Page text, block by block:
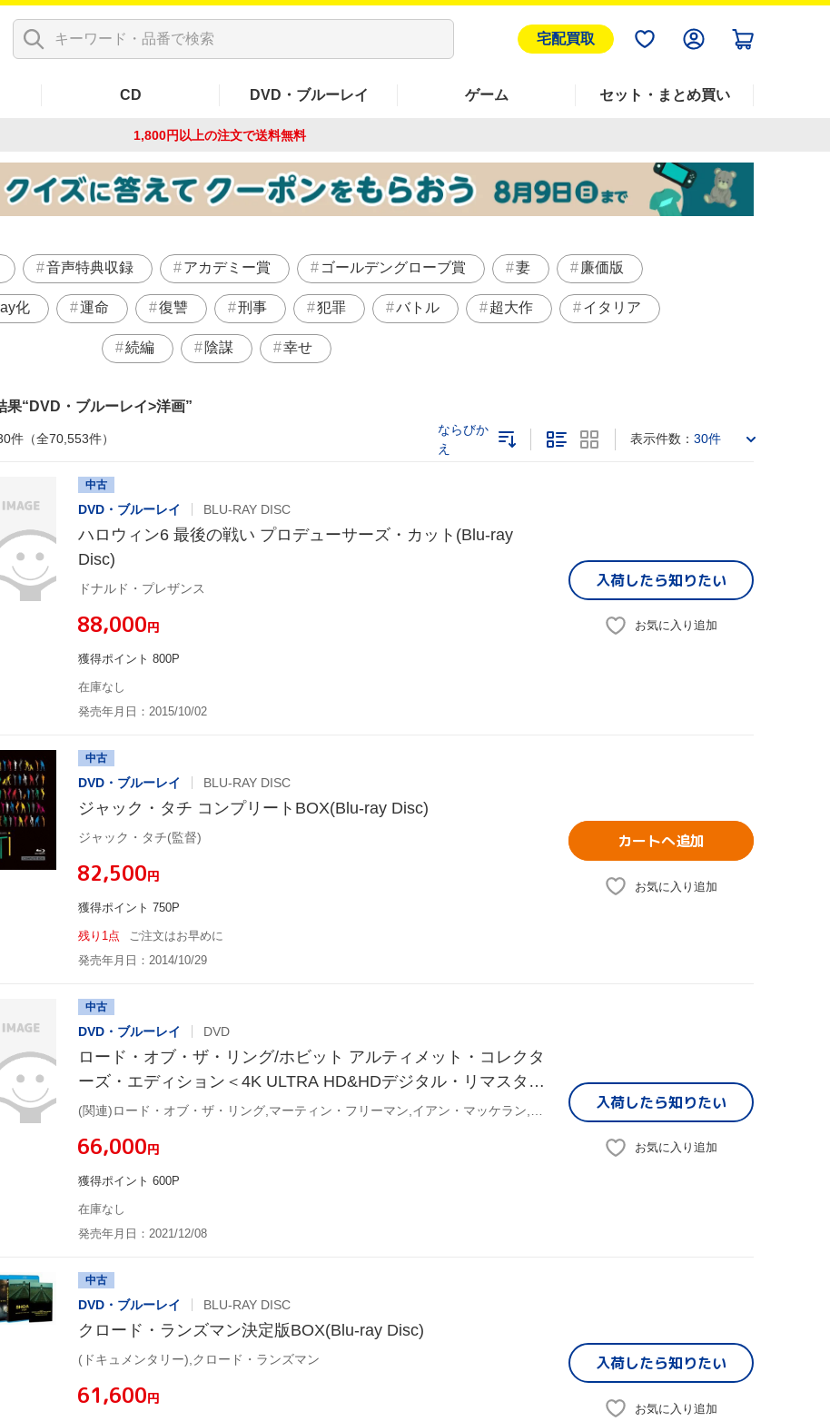
宅配買取
CD DVD・ブルーレイ ゲーム セット・まとめ買い
1,800円以上の注文で送料無料
音声特典収録 アカデミー賞 ゴールデングローブ賞 妻 廉価版
化 運命 復讐 刑事 犯罪 バトル 超大作 イタリア
続編 陰謀 幸せ
果 DVD・ブルーレイ>洋画
件（全70,553件）
ならびか
え
表示件数： 30件
中古
DVD・ブルーレイ BLU-RAY DISC
ハロウィン6 最後の戦い プロデューサーズ・カット(Blu-ray
Disc)
ドナルド・プレザンス
¥88,000円
獲得ポイント 800P
在庫なし
発売年月日：2015/10/02
入荷したら知りたい
お気に入り追加
中古
DVD・ブルーレイ BLU-RAY DISC
ジャック・タチ コンプリートBOX(Blu-ray Disc)
ジャック・タチ(監督)
¥82,500円
獲得ポイント 750P
残り1点
ご注文はお早めに
発売年月日：2014/10/29
カートへ追加
お気に入り追加
中古
DVD・ブルーレイ DVD
ロード・オブ・ザ・リング/ホビット アルティメット・コレクタ
ーズ・エディション＜4K ULTRA HD&HDデジタル・リマスター
ブルーレイセット＞(31枚組)【1000セット限定生産】(4K
¥66,000円
獲得ポイント 600P
在庫なし
発売年月日：2021/12/08
入荷したら知りたい
お気に入り追加
中古
DVD・ブルーレイ BLU-RAY DISC
クロード・ランズマン決定版BOX(Blu-ray Disc)
(ドキュメンタリー),クロード・ランズマン
¥61,600円
入荷したら知りたい
お気に入り追加